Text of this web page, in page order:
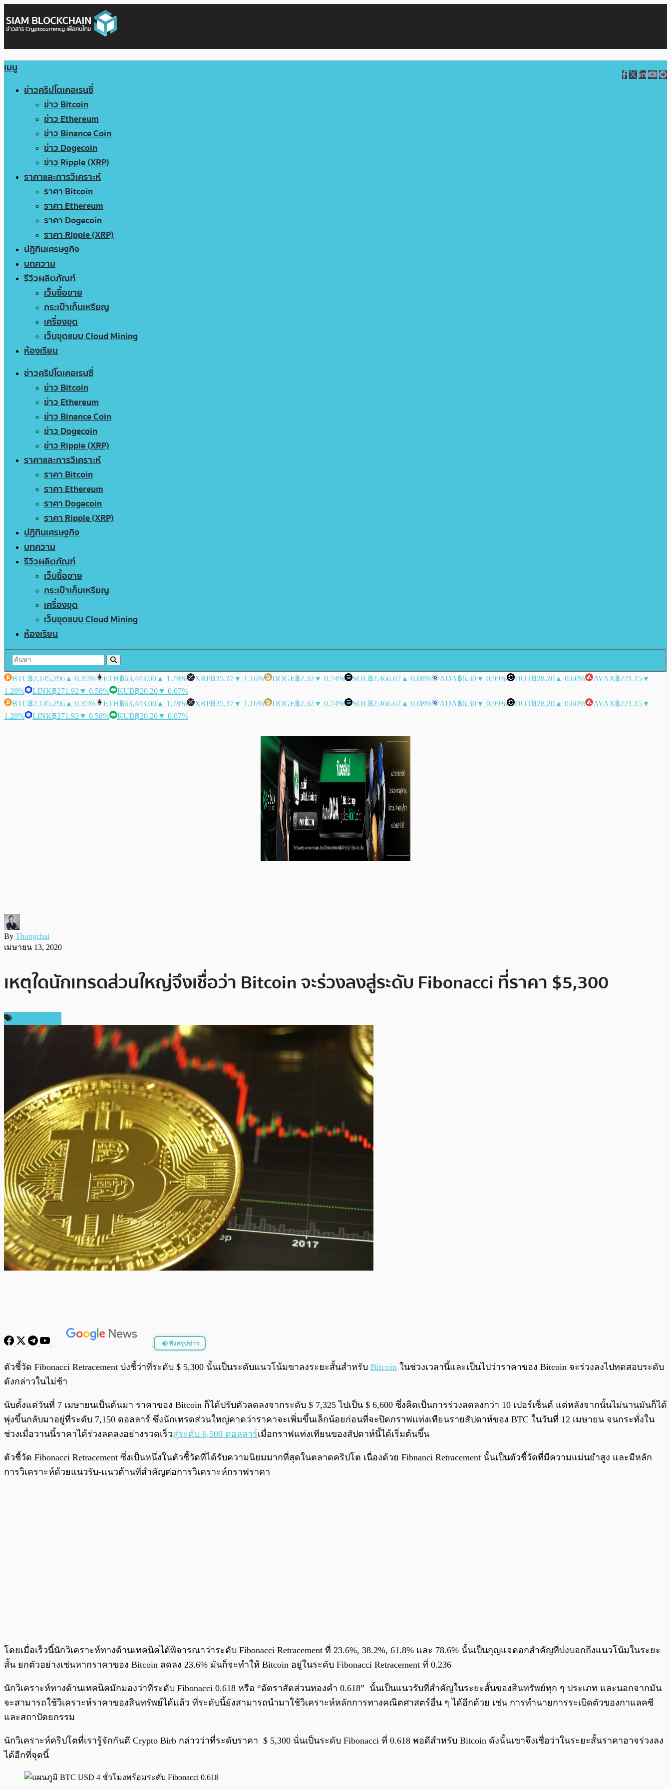
เมนู
ข่าวคริปโตเคอเรนซี่
ข่าว Bitcoin
ข่าว Ethereum
ข่าว Binance Coin
ข่าว Dogecoin
ข่าว Ripple (XRP)
ราคาและการวิเคราะห์
ราคา Bitcoin
ราคา Ethereum
ราคา Dogecoin
ราคา Ripple (XRP)
ปฏิทินเศรษฐกิจ
บทความ
รีวิวผลิตภัณฑ์
เว็บซื้อขาย
กระเป๋าเก็บเหรียญ
เครื่องขุด
เว็บขุดแบบ Cloud Mining
ห้องเรียน
ข่าวคริปโตเคอเรนซี่
ข่าว Bitcoin
ข่าว Ethereum
ข่าว Binance Coin
ข่าว Dogecoin
ข่าว Ripple (XRP)
ราคาและการวิเคราะห์
ราคา Bitcoin
ราคา Ethereum
ราคา Dogecoin
ราคา Ripple (XRP)
ปฏิทินเศรษฐกิจ
บทความ
รีวิวผลิตภัณฑ์
เว็บซื้อขาย
กระเป๋าเก็บเหรียญ
เครื่องขุด
เว็บขุดแบบ Cloud Mining
ห้องเรียน
BTC฿2,145,296 ▲ 0.35% ETH฿63,443.00 ▲ 1.78% XRP฿35.37▼ 1.16% DOGE฿2.32 ▼ 0.74% SOL฿2,466.67 ▲ 0.08% ADA฿6.30▼ 0.99% DOT฿28.20 ▲ 0.60% AVAX฿221.15▼
1.28%
LINK฿271.92 ▼ 0.58% KUB฿20.20▼ 0.07%
BTC฿2,145,296 ▲ 0.35% ETH฿63,443.00 ▲ 1.78% XRP฿35.37▼ 1.16% DOGE฿2.32 ▼ 0.74% SOL฿2,466.67 ▲ 0.08% ADA฿6.30▼ 0.99% DOT฿28.20 ▲ 0.60% AVAX฿221.15▼
1.28%
LINK฿271.92 ▼ 0.58% KUB฿20.20▼ 0.07%
By Thongchai
เมษายน 13, 2020
เหตุใดนักเทรดส่วนใหญ่จึงเชื่อว่า Bitcoin จะร่วงลงสู่ระดับ Fibonacci ที่ราคา $5,300
ฟังสรุปข่าว
พร้อมเล่น 0:00 /
ตัวชี้วัด Fibonacci Retracement บ่งชี้ว่าที่ระดับ $ 5,300 นั้นเป็นระดับแนวโน้มขาลงระยะสั้นสำหรับ Bitcoin ในช่วงเวลานี้และเป็นไปว่าราคาของ Bitcoin จะร่วงลงไปทดสอบระดับ
ดังกล่าวในไม่ช้า
นับตั้งแต่วันที่ 7 เมษายนเป็นต้นมา ราคาของ Bitcoin ก็ได้ปรับตัวลดลงจากระดับ $ 7,325 ไปเป็น $ 6,600 ซึ่งคิดเป็นการร่วงลดลงกว่า 10 เปอร์เซ็นต์ แต่หลังจากนั้นไม่นานมันก็ได้
พุ่งขึ้นกลับมาอยู่ที่ระดับ 7,150 ดอลลาร์ ซึ่งนักเทรดส่วนใหญ่คาดว่าราคาจะเพิ่มขึ้นเล็กน้อยก่อนที่จะปิดกราฟแท่งเทียนรายสัปดาห์ของ BTC ในวันที่ 12 เมษายน จนกระทั่งใน
ช่วงเมื่อวานนี้ราคาได้ร่วงลดลงอย่างรวดเร็วสู่ระดับ 6,500 ดอลลาร์เมื่อกราฟแท่งเทียนของสัปดาห์นี้ได้เริ่มต้นขึ้น
ตัวชี้วัด Fibonacci Retracement ซึ่งเป็นหนึ่งในตัวชี้วัดที่ได้รับความนิยมมากที่สุดในตลาดคริปโต เนื่องด้วย Fibnanci Retracement นั้นเป็นตัวชี้วัดที่มีความแม่นยำสูง และมีหลัก
การวิเคราะห์ด้วยแนวรับ-แนวต้านที่สำคัญต่อการวิเคราะห์กราฟราคา
โดยเมื่อเร็วนี้นักวิเคราะห์ทางด้านเทคนิคได้พิจารณาว่าระดับ Fibonacci Retracement ที่ 23.6%, 38.2%, 61.8% และ 78.6% นั้นเป็นกุญแจดอกสำคัญที่บ่งบอกถึงแนวโน้มในระยะ
สั้น ยกตัวอย่างเช่นหากราคาของ Bitcoin ลดลง 23.6% มันก็จะทำให้ Bitcoin อยู่ในระดับ Fibonacci Retracement ที่ 0.236
นักวิเคราะห์ทางด้านเทคนิคมักมองว่าที่ระดับ Fibonacci 0.618 หรือ “อัตราสัดส่วนทองคำ 0.618” นั้นเป็นแนวรับที่สำคัญในระยะสั้นของสินทรัพย์ทุก ๆ ประเภท และนอกจากมัน
จะสามารถใช้วิเคราะห์ราคาของสินทรัพย์ได้แล้ว ที่ระดับนี้ยังสามารถนำมาใช้วิเคราะห์หลักการทางคณิตศาสตร์อื่น ๆ ได้อีกด้วย เช่น การทำนายการระเบิดตัวของกาแลคซี
และสถาปัตยกรรม
นักวิเคราะห์คริปโตที่เรารู้จักกันดี Crypto Birb กล่าวว่าที่ระดับราคา $ 5,300 นั่นเป็นระดับ Fibonacci ที่ 0.618 พอดีสำหรับ Bitcoin ดังนั้นเขาจึงเชื่อว่าในระยะสั้นราคาอาจร่วงลง
ได้อีกที่จุดนี้